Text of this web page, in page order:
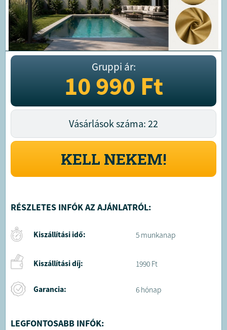
Gruppi ár:
10 990Ft
Vásárlások száma: 22
KELL NEKEM!
RÉSZLETES INFÓK AZ AJÁNLATRÓL:
Kiszállítási idő: 5 munkanap
Kiszállítási díj: 1990 Ft
Garancia: 6 hónap
LEGFONTOSABB INFÓK: